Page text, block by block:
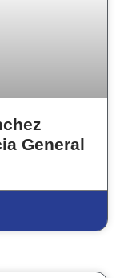
General